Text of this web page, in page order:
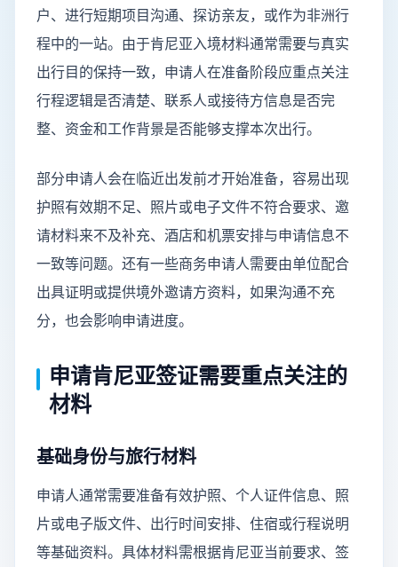
户、进行短期项目沟通、探访亲友，或作为非洲行
程中的一站。由于肯尼亚入境材料通常需要与真实
出行目的保持一致，申请人在准备阶段应重点关注
行程逻辑是否清楚、联系人或接待方信息是否完
整、资金和工作背景是否能够支撑本次出行。
部分申请人会在临近出发前才开始准备，容易出现
护照有效期不足、照片或电子文件不符合要求、邀
请材料来不及补充、酒店和机票安排与申请信息不
一致等问题。还有一些商务申请人需要由单位配合
出具证明或提供境外邀请方资料，如果沟通不充
分，也会影响申请进度。
申请肯尼亚签证需要重点关注的
材料
基础身份与旅行材料
申请人通常需要准备有效护照、个人证件信息、照
片或电子版文件、出行时间安排、住宿或行程说明
等基础资料。具体材料需根据肯尼亚当前要求、签